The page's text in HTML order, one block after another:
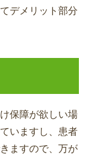
デメリット部分
保障が欲しい場
いますし、患者
ますので、万が